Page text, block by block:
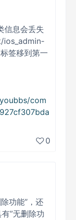
信息会丢失
ios_admin-
签移到第一
com
0
功能”，还
”无删除功